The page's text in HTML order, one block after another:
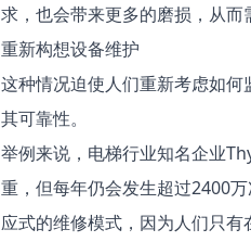
求，也会带来更多的磨损，从而
重新构想设备维护
这种情况迫使人们重新考虑如
其可靠性。
举例来说，电梯行业知名企业
重，但每年仍会发生超过2400
应式的维修模式，因为人们只有